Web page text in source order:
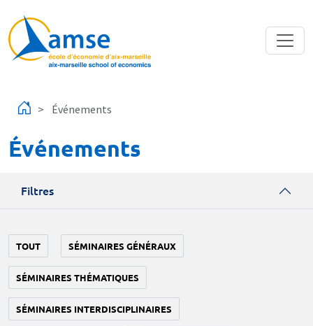
Événements
Événements
Filtres
TOUT SÉMINAIRES GÉNÉRAUX
SÉMINAIRES THÉMATIQUES
SÉMINAIRES INTERDISCIPLINAIRES